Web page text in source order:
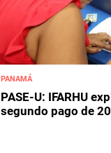
PANAMÁ
PASE-U: IFARHU
segundo pago de